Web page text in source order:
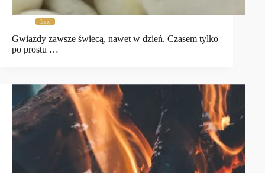
Inne
Gwiazdy zawsze świecą, nawet w dzień. Czasem tylko
po prostu …